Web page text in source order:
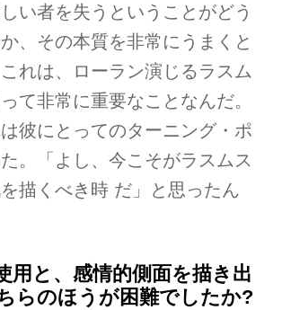
い者を失うということがどう
、その本質を非常にうまくと
れは、ローラン演じるラスム
て非常に重要なことなんだ。
彼にとってのターニング・ポ
。「よし、今こそがラスムス
描くべき時 だ」と思ったん
用と、感情的側面を描き出
らのほうが困難でしたか?